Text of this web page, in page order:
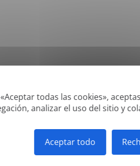
todas las cookies»,
analizar el uso del sitio y
Aceptar todo
Formatos compatibles: DOC, DOCX,